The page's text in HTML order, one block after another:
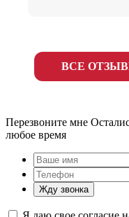
ВСЕ
Перезвоните мне
любое время
Жду звонка